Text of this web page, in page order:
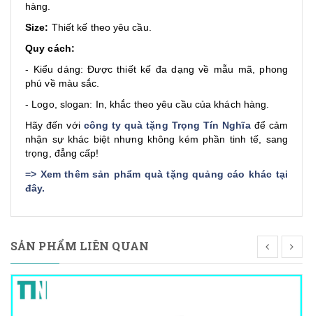
hàng.
Size: Thiết kế theo yêu cầu.
Quy cách:
- Kiểu dáng: Được thiết kế đa dạng về mẫu mã, phong
phú về màu sắc.
- Logo, slogan: In, khắc theo yêu cầu của khách hàng.
Hãy đến với công ty quà tặng Trọng Tín Nghĩađể cảm
nhận sự khác biệt nhưng không kém phần tinh tế, sang
trọng, đẳng cấp!
=> Xem thêm sản phẩm quà tặng quảng cáo khác tại
đây.
SẢN PHẨM LIÊN QUAN